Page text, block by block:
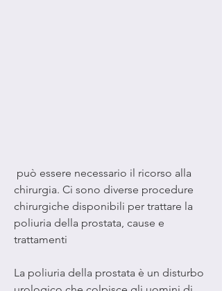
chirurgia. Ci sono diverse procedure
chirurgiche disponibili per trattare la
poliuria della prostata, cause e
trattamenti
La poliuria della prostata è un disturbo